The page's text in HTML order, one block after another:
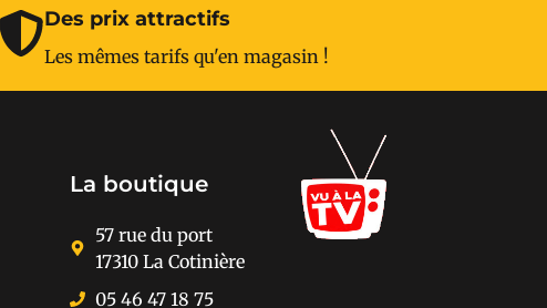
Des prix attractifs
Les mêmes tarifs qu'en magasin !
La boutique
57 rue du port
17310 La Cotinière
05 46 47 18 75